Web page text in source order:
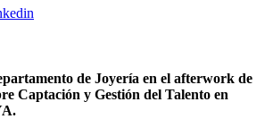
de Joyería en el afterwork de
Captación y Gestión del Talento en